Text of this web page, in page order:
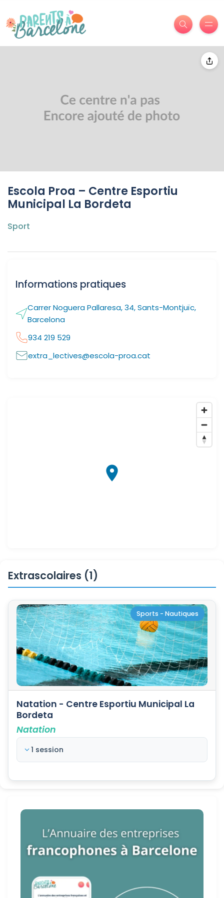
Escola Proa – Centre Esportiu
Municipal La Bordeta
Sport
Informations pratiques
Carrer Noguera Pallaresa, 34, Sants-Montjuïc,
Barcelona
934 219 529
extra_lectives@escola-proa.cat
Extrascolaires (1)
Sports - Nautiques
Natation - Centre Esportiu Municipal La
Bordeta
Natation
1 session